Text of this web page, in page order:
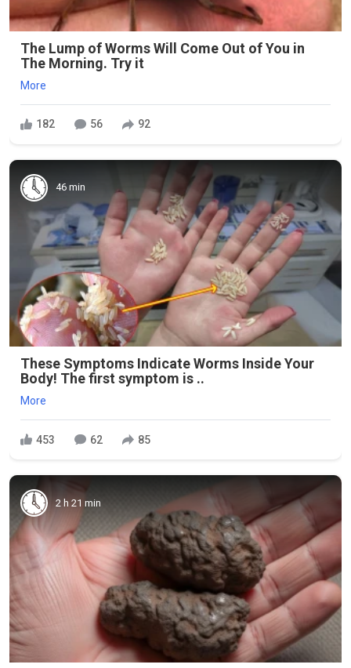
The Lump of Worms Will Come Out of You in
The Morning. Try it
More
182 56 92
46 min
These Symptoms Indicate Worms Inside Your
Body! The first symptom is ..
More
453 62 85
2 h 21 min